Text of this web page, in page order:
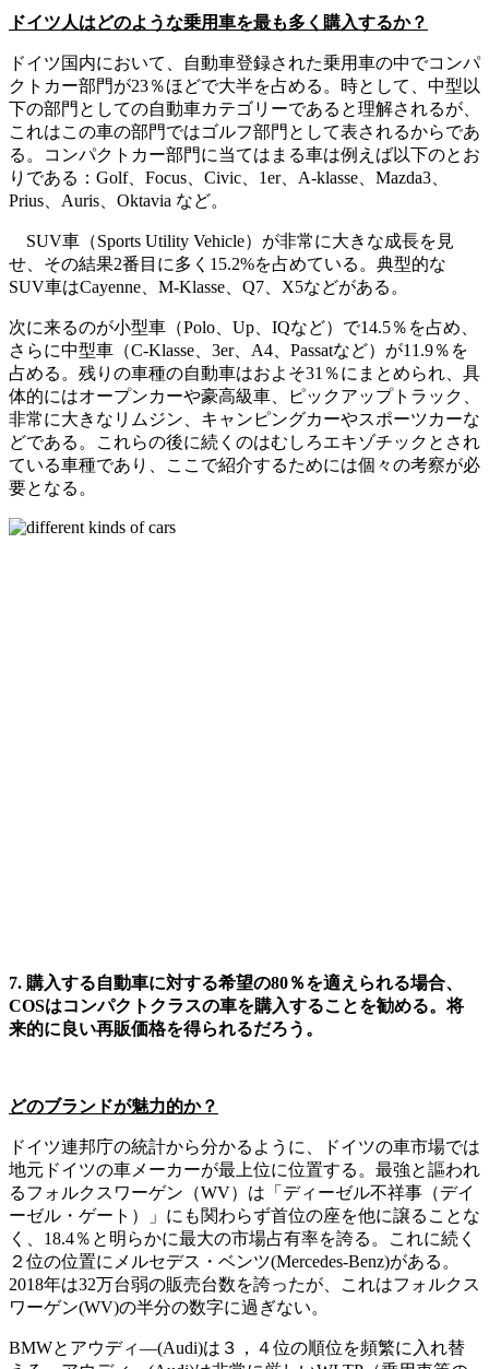
ドイツ人はどのような乗用車を最も多く購入するか？
ドイツ国内において、自動車登録された乗用車の中でコンパ
クトカー部門が23％ほどで大半を占める。時として、中型以
下の部門としての自動車カテゴリーであると理解されるが、
これはこの車の部門ではゴルフ部門として表されるからであ
る。コンパクトカー部門に当てはまる車は例えば以下のとお
りである：Golf、Focus、Civic、1er、A-klasse、Mazda3、
Prius、Auris、Oktavia など。
SUV車（Sports Utility Vehicle）が非常に大きな成長を見
せ、その結果2番目に多く15.2%を占めている。典型的な
SUV車はCayenne、M-Klasse、Q7、X5などがある。
次に来るのが小型車（Polo、Up、IQなど）で14.5％を占め、
さらに中型車（C-Klasse、3er、A4、Passatなど）が11.9％を
占める。残りの車種の自動車はおよそ31％にまとめられ、具
体的にはオープンカーや豪高級車、ピックアップトラック、
非常に大きなリムジン、キャンピングカーやスポーツカーな
どである。これらの後に続くのはむしろエキゾチックとされ
ている車種であり、ここで紹介するためには個々の考察が必
要となる。
7. 購入する自動車に対する希望の80％を適えられる場合、
COSはコンパクトクラスの車を購入することを勧める。将
来的に良い再販価格を得られるだろう。
どのブランドが魅力的か？
ドイツ連邦庁の統計から分かるように、ドイツの車市場では
地元ドイツの車メーカーが最上位に位置する。最強と謳われ
るフォルクスワーゲン（WV）は「ディーゼル不祥事（デイ
ーゼル・ゲート）」にも関わらず首位の座を他に譲ることな
く、18.4％と明らかに最大の市場占有率を誇る。これに続く
２位の位置にメルセデス・ベンツ(Mercedes-Benz)がある。
2018年は32万台弱の販売台数を誇ったが、これはフォルクス
ワーゲン(WV)の半分の数字に過ぎない。
BMWとアウディ―(Audi)は３，４位の順位を頻繁に入れ替